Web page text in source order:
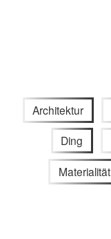
Architektur
Ding
Materialität